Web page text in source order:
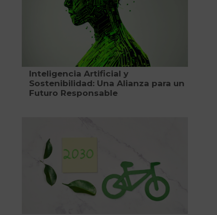
Inteligencia Artificial y
Sostenibilidad: Una Alianza para un
Futuro Responsable